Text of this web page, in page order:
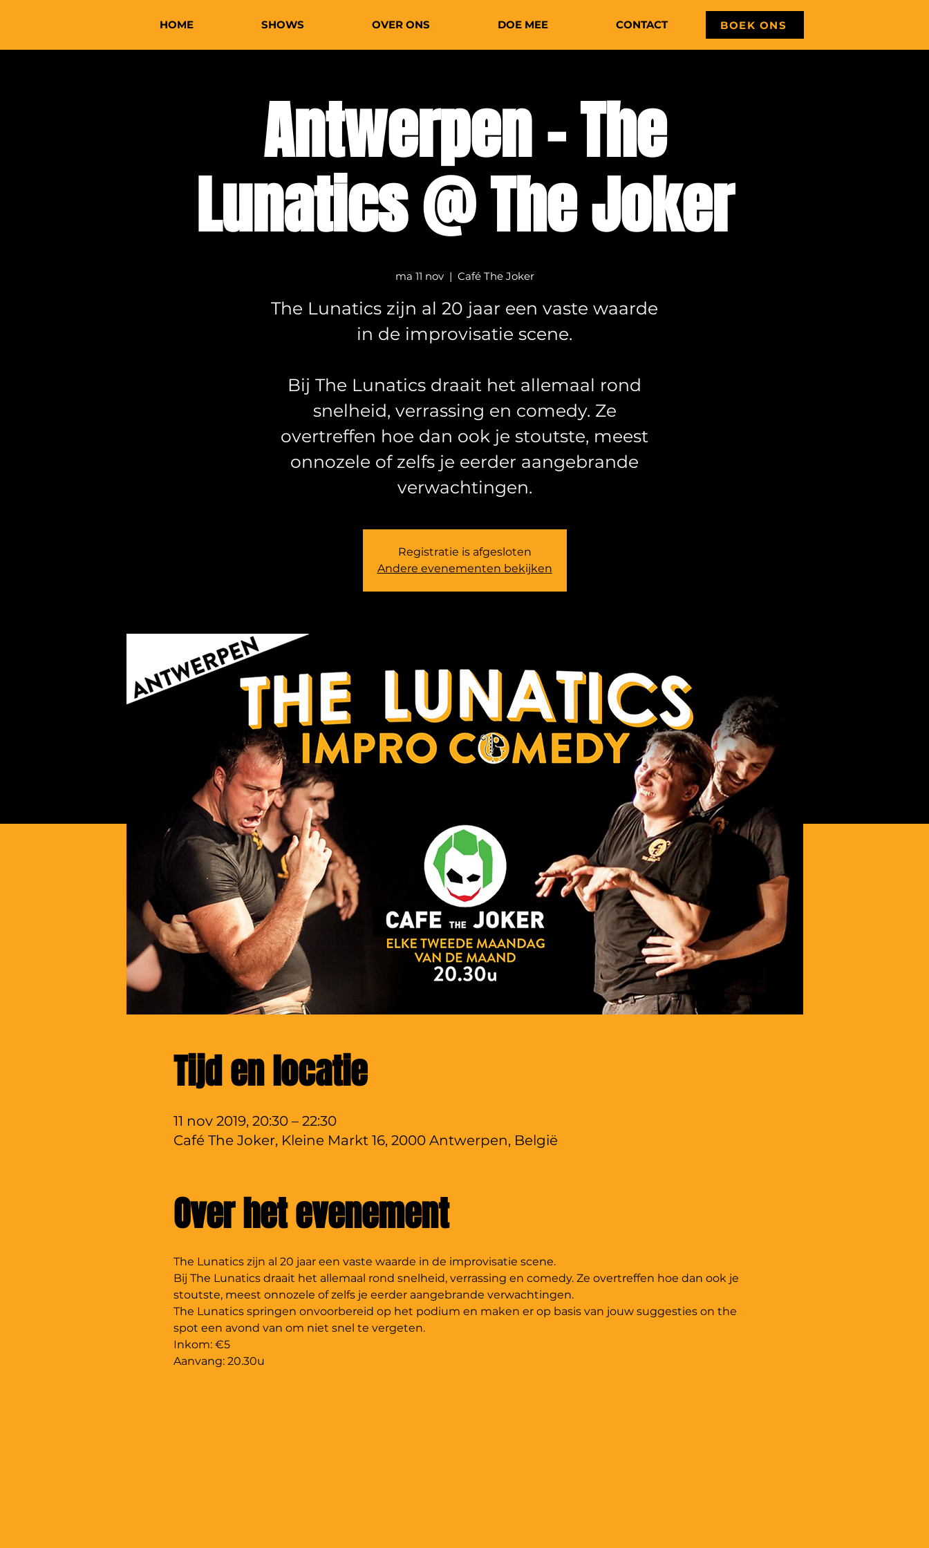
HOME SHOWS OVER ONS DOE MEE CONTACT BOEK ONS
Antwerpen - The
Lunatics @ The Joker
ma 11 nov
  |
Café The Joker
The Lunatics zijn al 20 jaar een vaste waarde
in de improvisatie scene.
Bij The Lunatics draait het allemaal rond
snelheid, verrassing en comedy. Ze
overtreffen hoe dan ook je stoutste, meest
onnozele of zelfs je eerder aangebrande
verwachtingen.
Registratie is afgesloten
Andere evenementen bekijken
Tijd en locatie
11 nov 2019, 20:30 – 22:30
Café The Joker, Kleine Markt 16, 2000 Antwerpen, België
Over het evenement
The Lunatics zijn al 20 jaar een vaste waarde in de improvisatie scene.
Bij The Lunatics draait het allemaal rond snelheid, verrassing en comedy. Ze overtreffen hoe dan ook je
stoutste, meest onnozele of zelfs je eerder aangebrande verwachtingen.
The Lunatics springen onvoorbereid op het podium en maken er op basis van jouw suggesties on the
spot een avond van om niet snel te vergeten.
Inkom: €5
Aanvang: 20.30u